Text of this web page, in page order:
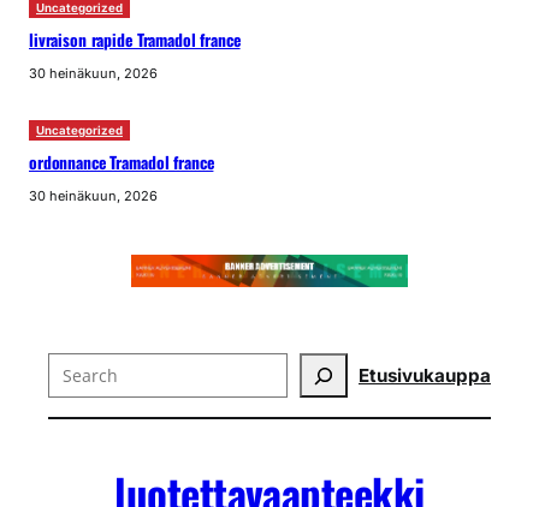
Uncategorized
livraison rapide Tramadol france
30 heinäkuun, 2026
Uncategorized
ordonnance Tramadol france
30 heinäkuun, 2026
Search Etusivukauppa
luotettavaapteekki